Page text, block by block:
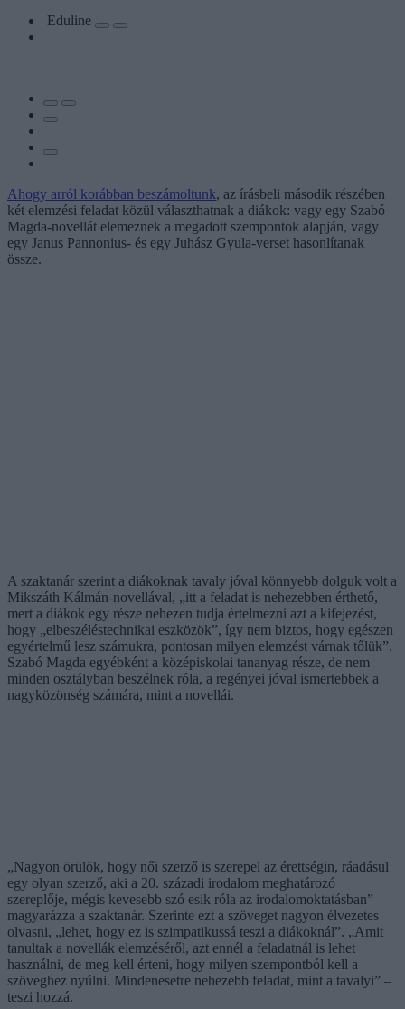
Eduline
Ahogy arról korábban beszámoltunk, az írásbeli második részében
két elemzési feladat közül választhatnak a diákok: vagy egy Szabó
Magda-novellát elemeznek a megadott szempontok alapján, vagy
egy Janus Pannonius- és egy Juhász Gyula-verset hasonlítanak
össze.
A szaktanár szerint a diákoknak tavaly jóval könnyebb dolguk volt a
Mikszáth Kálmán-novellával, „itt a feladat is nehezebben érthető,
mert a diákok egy része nehezen tudja értelmezni azt a kifejezést,
hogy „elbeszéléstechnikai eszközök”, így nem biztos, hogy egészen
egyértelmű lesz számukra, pontosan milyen elemzést várnak tőlük”.
Szabó Magda egyébként a középiskolai tananyag része, de nem
minden osztályban beszélnek róla, a regényei jóval ismertebbek a
nagyközönség számára, mint a novellái.
„Nagyon örülök, hogy női szerző is szerepel az érettségin, ráadásul
egy olyan szerző, aki a 20. századi irodalom meghatározó
szereplője, mégis kevesebb szó esik róla az irodalomoktatásban” –
magyarázza a szaktanár. Szerinte ezt a szöveget nagyon élvezetes
olvasni, „lehet, hogy ez is szimpatikussá teszi a diákoknál”. „Amit
tanultak a novellák elemzéséről, azt ennél a feladatnál is lehet
használni, de meg kell érteni, hogy milyen szempontból kell a
szöveghez nyúlni. Mindenesetre nehezebb feladat, mint a tavalyi” –
teszi hozzá.